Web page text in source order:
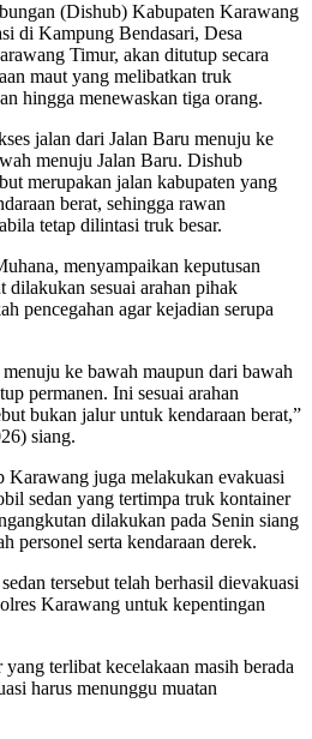
(Dishub) Kabupaten Karawang
di Kampung Bendasari, Desa
Timur, akan ditutup secara
maut yang melibatkan truk
hingga menewaskan tiga orang.
jalan dari Jalan Baru menuju ke
menuju Jalan Baru. Dishub
merupakan jalan kabupaten yang
berat, sehingga rawan
tetap dilintasi truk besar.
menyampaikan keputusan
dilakukan sesuai arahan pihak
pencegahan agar kejadian serupa
ke bawah maupun dari bawah
permanen. Ini sesuai arahan
bukan jalur untuk kendaraan berat,”
siang.
Karawang juga melakukan evakuasi
sedan yang tertimpa truk kontainer
dilakukan pada Senin siang
personel serta kendaraan derek.
tersebut telah berhasil dievakuasi
Karawang untuk kepentingan
terlibat kecelakaan masih berada
harus menunggu muatan